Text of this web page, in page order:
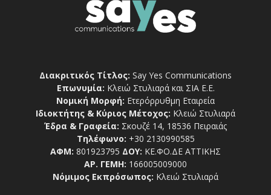
Διακριτικός Τίτλος: Say Yes Communications
Επωνυμία: Κλειώ Στυλιαρά και ΣΙΑ Ε.Ε.
Νομική Μορφή: Ετερόρρυθμη Εταιρεία
Ιδιοκτήτης & Κύριος Μέτοχος: Κλειώ Στυλιαρά
Έδρα & Γραφεία: Σκουζέ 14, 18536 Πειραιάς
Τηλέφωνο: +30 2130990585
ΑΦΜ: 801923795 ΔΟΥ: ΚΕ.ΦΟ.ΔΕ ΑΤΤΙΚΗΣ
ΑΡ. ΓΕΜΗ: 166005009000
Νόμιμος Εκπρόσωπος: Κλειώ Στυλιαρά